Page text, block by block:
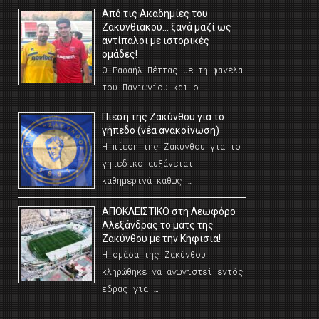
Από τις Ακαδημίες του
Ζακυνθιακού… ξανά μαζί ως
αντίπαλοι με ιστορικές
ομάδες!
Ο Ραφαήλ Πέττας με τη φανέλα
του Πανιωνίου και ο …
Πίεση της Ζακύνθου για το
γήπεδο (νέα ανακοίνωση)
Η πίεση της Ζακύνθου για το
γηπεδικο αυξάνεται
καθημερινά καθώς …
AΠΟΚΛΕΙΣΤΙΚΟ στη Λεωφόρο
Αλεξάνδρας το ματς της
Ζακύνθου με την Κηφισιά!
Η ομάδα της Ζακύνθου
κληρώθηκε να αγωνιστεί εντός
έδρας για …